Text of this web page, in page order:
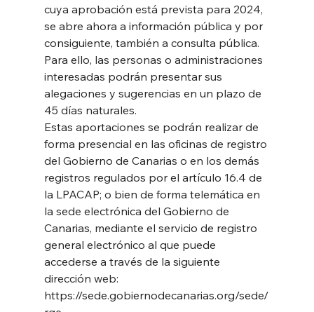
cuya aprobación está prevista para 2024,
se abre ahora a información pública y por
consiguiente, también a consulta pública.
Para ello, las personas o administraciones
interesadas podrán presentar sus
alegaciones y sugerencias en un plazo de
45 días naturales.
Estas aportaciones se podrán realizar de
forma presencial en las oficinas de registro
del Gobierno de Canarias o en los demás
registros regulados por el artículo 16.4 de
la LPACAP; o bien de forma telemática en
la sede electrónica del Gobierno de
Canarias, mediante el servicio de registro
general electrónico al que puede
accederse a través de la siguiente
dirección web:
https://sede.gobiernodecanarias.org/sede/